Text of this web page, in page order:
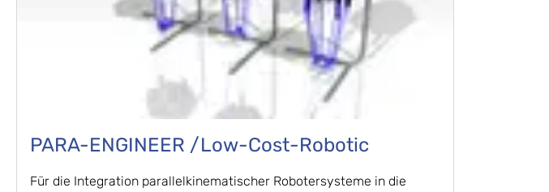
PARA-ENGINEER ​/Low-Cost-Robotic
Für die Integration parallelkinematischer Robotersysteme in die